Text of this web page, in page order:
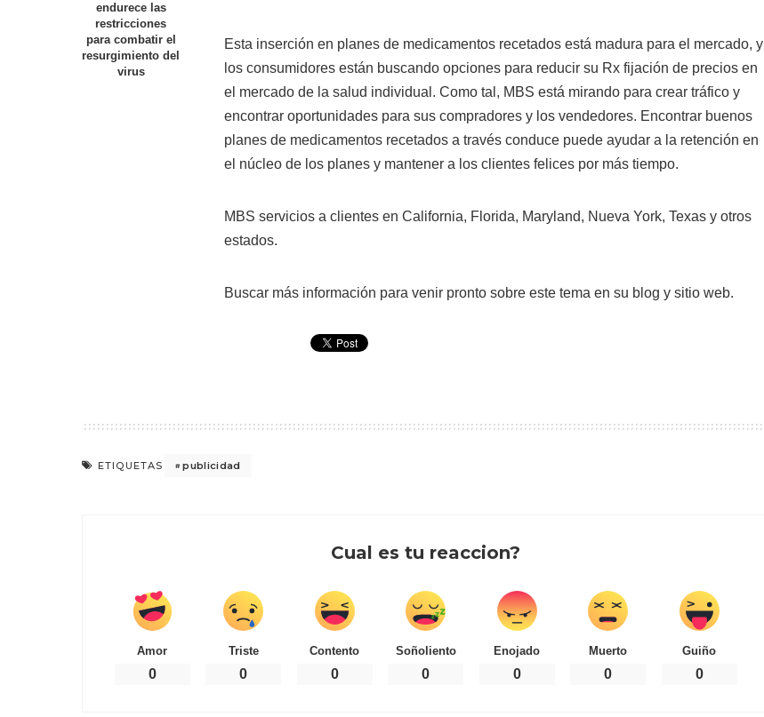
endurece las
restricciones
para combatir el
resurgimiento del
virus
Esta inserción en planes de medicamentos recetados está madura para el mercado, y
los consumidores están buscando opciones para reducir su Rx fijación de precios en
el mercado de la salud individual. Como tal, MBS está mirando para crear tráfico y
encontrar oportunidades para sus compradores y los vendedores. Encontrar buenos
planes de medicamentos recetados a través conduce puede ayudar a la retención en
el núcleo de los planes y mantener a los clientes felices por más tiempo.
MBS servicios a clientes en California, Florida, Maryland, Nueva York, Texas y otros
estados.
Buscar más información para venir pronto sobre este tema en su blog y sitio web.
ETIQUETAS publicidad
Cual es tu reaccion?
Amor
0
Triste
0
Contento
0
Soñoliento
0
Enojado
0
Muerto
0
Guiño
0